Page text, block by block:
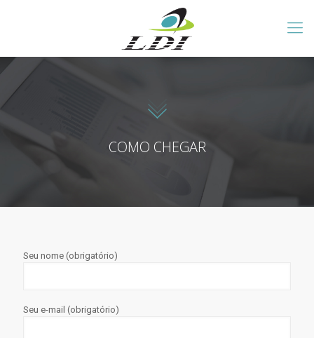
COMO CHEGAR
Seu nome (obrigatório)
Seu e-mail (obrigatório)